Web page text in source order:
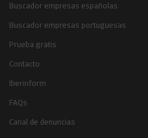
Buscador empresas españolas
Buscador empresas portuguesas
Prueba gratis
Contacto
Iberinform
FAQs
Canal de denuncias